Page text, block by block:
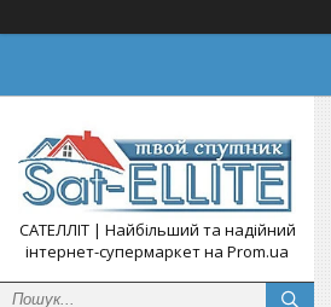
САТЕЛЛІТ | Найбільший та надійний
інтернет-супермаркет на Prom.ua